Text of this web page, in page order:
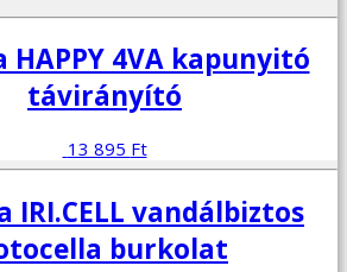
HAPPY 4VA kapunyitó
távirányító
13 895 Ft
IRI.CELL vandálbiztos
burkolat